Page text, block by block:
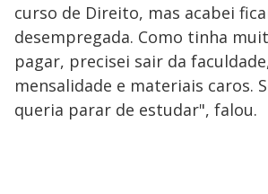
curso de Direito, mas acabei
desempregada. Como tinha
pagar, precisei sair da
mensalidade e materiais caros.
queria parar de estudar", falou.